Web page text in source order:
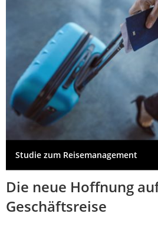
Studie zum Reisemanagement
Die neue Hoffnung
Geschäftsreise